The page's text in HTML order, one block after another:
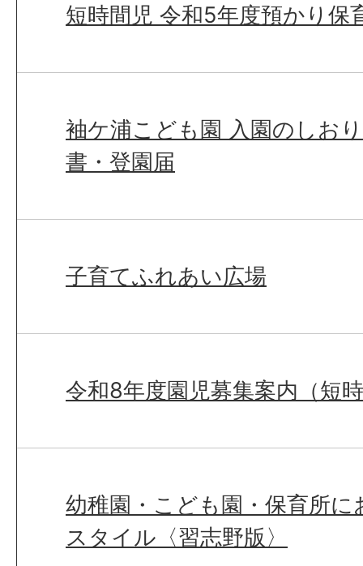
短時間児 令和5年度預かり保
袖ケ浦こども園 入園のしお
書・登園届
子育てふれあい広場
令和8年度園児募集案内（短
幼稚園・こども園・保育所
スタイル〈習志野版〉